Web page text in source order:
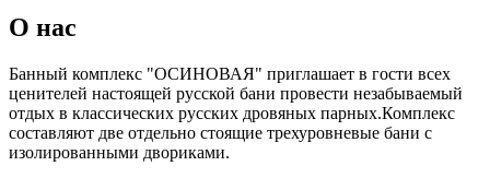
О нас
Банный комплекс "ОСИНОВАЯ" приглашает в гости всех
ценителей настоящей русской бани провести незабываемый
отдых в классических русских дровяных парных.Комплекс
составляют две отдельно стоящие трехуровневые бани с
изолированными двориками.